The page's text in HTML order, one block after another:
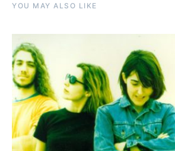
YOU MAY ALSO LIKE